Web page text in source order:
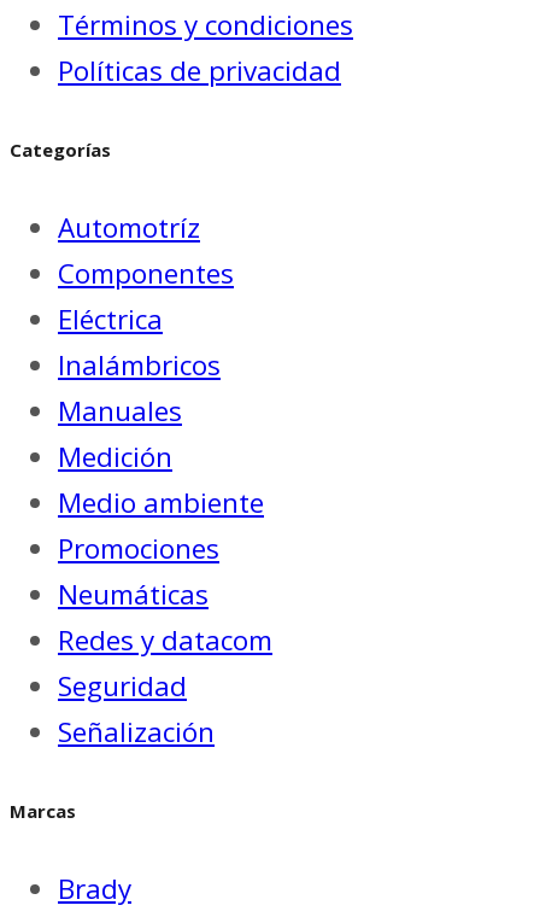
Términos y condiciones
Políticas de privacidad
Categorías
Automotríz
Componentes
Eléctrica
Inalámbricos
Manuales
Medición
Medio ambiente
Promociones
Neumáticas
Redes y datacom
Seguridad
Señalización
Marcas
Brady